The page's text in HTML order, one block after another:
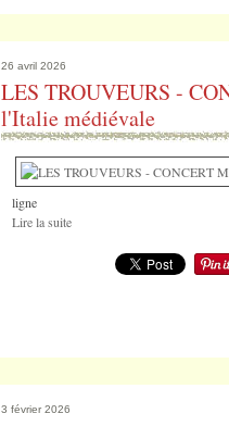
26 avril 2026
LES TROUVEURS -
l'Italie médiévale
ligne
Lire la suite
3 février 2026